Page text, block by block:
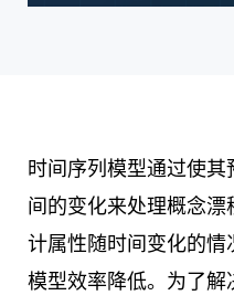
时间序列模型通过使
间的变化来处理概念
计属性随时间变化的
模型效率降低。为了